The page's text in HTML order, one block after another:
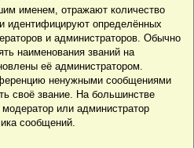
именем, отражают количество
идентифицируют определённых
и администраторов. Обычно
наименования званий на
её администратором.
ненужными сообщениями
своё звание. На большинстве
или администратор
сообщений.